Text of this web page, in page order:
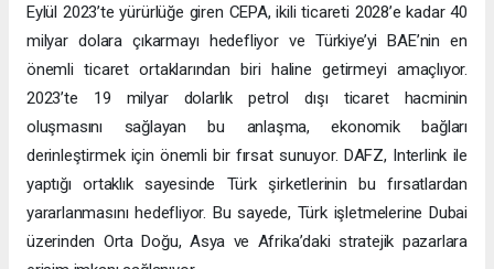
Eylül 2023’te yürürlüğe giren CEPA, ikili ticareti 2028’e kadar 40
milyar dolara çıkarmayı hedefliyor ve Türkiye’yi BAE’nin en
önemli ticaret ortaklarından biri haline getirmeyi amaçlıyor.
2023’te 19 milyar dolarlık petrol dışı ticaret hacminin
oluşmasını sağlayan bu anlaşma, ekonomik bağları
derinleştirmek için önemli bir fırsat sunuyor. DAFZ, Interlink ile
yaptığı ortaklık sayesinde Türk şirketlerinin bu fırsatlardan
yararlanmasını hedefliyor. Bu sayede, Türk işletmelerine Dubai
üzerinden Orta Doğu, Asya ve Afrika’daki stratejik pazarlara